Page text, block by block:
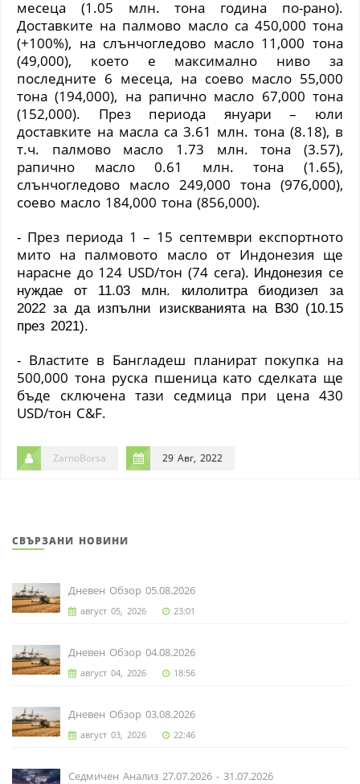
месеца (1.05 млн. тона година по-рано).
Доставките на палмово масло са 450,000 тона
(+100%), на слънчогледово масло 11,000 тона
(49,000), което е максимално ниво за
последните 6 месеца, на соево масло 55,000
тона(194,000), на рапично масло 67,000 тона
(152,000). През периода януари – юли
доставките на масла са 3.61 млн. тона (8.18), в
т.ч. палмово масло 1.73 млн. тона (3.57),
рапично масло 0.61 млн. тона (1.65),
слънчогледово масло 249,000 тона (976,000),
соево масло 184,000 тона (856,000).
- През периода 1 – 15 септември експортното
мито на палмовото масло от Индонезия ще
нарасне до 124 USD/тон (74 сега). Индонезия се
нуждае от 11.03 млн. килолитра биодизел за
2022 за да изпълни изискванията на В30 (10.15
през 2021).
- Властите в Бангладеш планират покупка на
500,000 тона руска пшеница като сделката ще
бъде сключена тази седмица при цена 430
USD/тон C&F.
ZarnoBorsa 29 Авг, 2022
СВЪРЗАНИ НОВИНИ
Дневен Обзор 05.08.2026
август 05, 2026 23:01
Дневен Обзор 04.08.2026
август 04, 2026 18:56
Дневен Обзор 03.08.2026
август 03, 2026 22:46
Седмичен Анализ 27.07.2026 - 31.07.2026